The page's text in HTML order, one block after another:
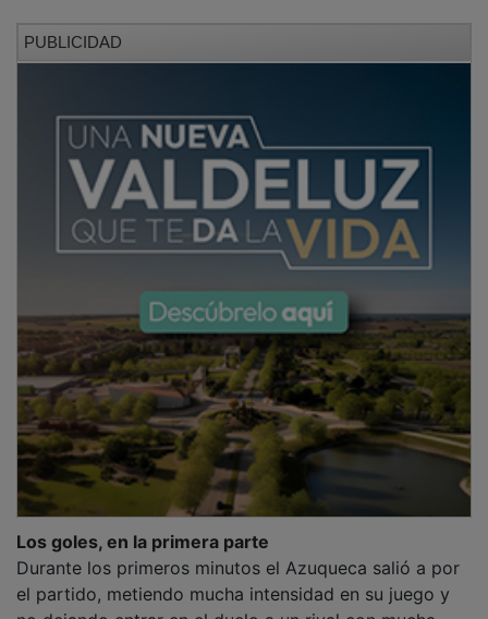
Durante los primeros minutos el Azuqueca salió a por
el partido, metiendo mucha intensidad en su juego y
no dejando entrar en el duelo a un rival con mucha